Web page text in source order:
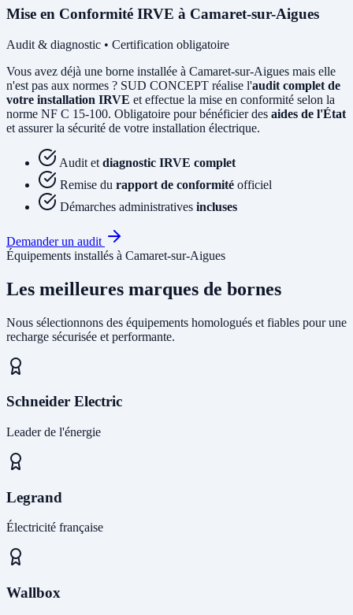
Mise en Conformité IRVE à Camaret-sur-Aigues
Audit & diagnostic • Certification obligatoire
Vous avez déjà une borne installée à Camaret-sur-Aigues mais elle
n'est pas aux normes ? SUD CONCEPT réalise l'audit complet de
votre installation IRVE et effectue la mise en conformité selon la
norme NF C 15-100. Obligatoire pour bénéficier des aides de l'État
et assurer la sécurité de votre installation électrique.
Audit et diagnostic IRVE complet
Remise du rapport de conformité officiel
Démarches administratives incluses
Demander un audit
Équipements installés à Camaret-sur-Aigues
Les meilleures marques de bornes
Nous sélectionnons des équipements homologués et fiables pour une
recharge sécurisée et performante.
Schneider Electric
Leader de l'énergie
Legrand
Électricité française
Wallbox